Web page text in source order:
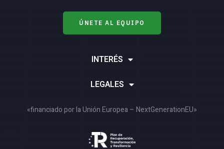
ÚNETE AL EQUIPO
INTERÉS
LEGALES
«financiado por la Unión Europea – NextGenerationEU»